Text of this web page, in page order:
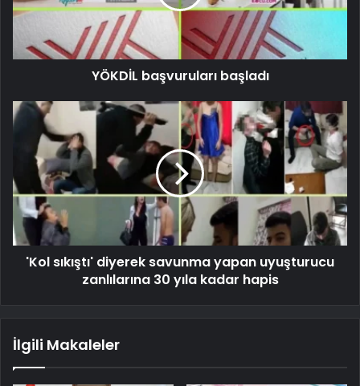
YÖKDİL başvuruları başladı
'Kol sıkıştı' diyerek savunma yapan uyuşturucu
zanlılarına 30 yıla kadar hapis
İlgili Makaleler